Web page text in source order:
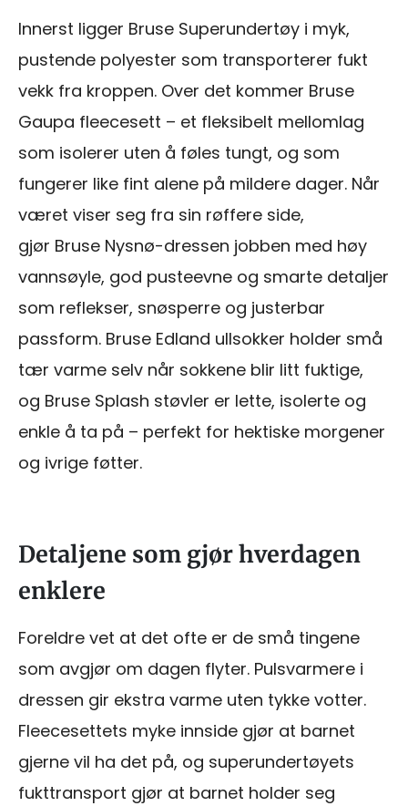
Innerst ligger Bruse Superundertøy i myk,
pustende polyester som transporterer fukt
vekk fra kroppen. Over det kommer Bruse
Gaupa fleecesett – et fleksibelt mellomlag
som isolerer uten å føles tungt, og som
fungerer like fint alene på mildere dager. Når
været viser seg fra sin røffere side,
gjør Bruse Nysnø-dressen jobben med høy
vannsøyle, god pusteevne og smarte detaljer
som reflekser, snøsperre og justerbar
passform. Bruse Edland ullsokker holder små
tær varme selv når sokkene blir litt fuktige,
og Bruse Splash støvler er lette, isolerte og
enkle å ta på – perfekt for hektiske morgener
og ivrige føtter.
Detaljene som gjør hverdagen
enklere
Foreldre vet at det ofte er de små tingene
som avgjør om dagen flyter. Pulsvarmere i
dressen gir ekstra varme uten tykke votter.
Fleecesettets myke innside gjør at barnet
gjerne vil ha det på, og superundertøyets
fukttransport gjør at barnet holder seg